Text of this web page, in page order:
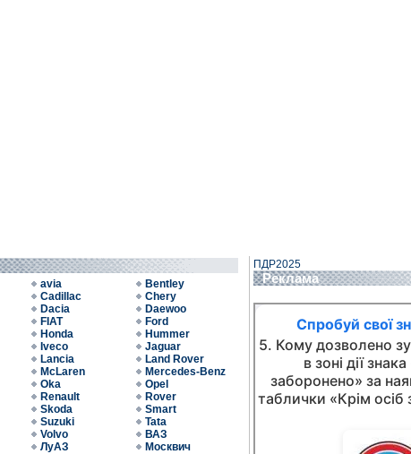
avia
Bentley
Cadillac
Chery
Dacia
Daewoo
FIAT
Ford
Honda
Hummer
Iveco
Jaguar
Lancia
Land Rover
McLaren
Mercedes-Benz
Oka
Opel
Renault
Rover
Skoda
Smart
Suzuki
Tata
Volvo
ВАЗ
ЛуАЗ
Москвич
ПДР2025
Реклама